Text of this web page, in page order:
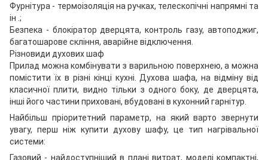
Фурнітура - термоізоляція на ручках, телескопічні напрямні та
ін .;
Безпека - блокіратор дверцята, контроль газу, автоподжиг,
багатошарове скління, аварійне відключення.
Різновиди духових шаф
Прилад можна комбінувати з варильною поверхнею, а можна
помістити їх в різні кінці кухні. Духова шафа, на відміну від
класичної плити, видно тільки з одного боку, де дверцята,
інші його частини приховані, вбудовані в кухонний гарнітур.
Найбільш пріоритетний параметр, на який варто звернути
увагу, перш ніж купити духову шафу, це тип нагрівальної
системи:
Газовий - найдоступніший в плані витрат, моделі компактні,